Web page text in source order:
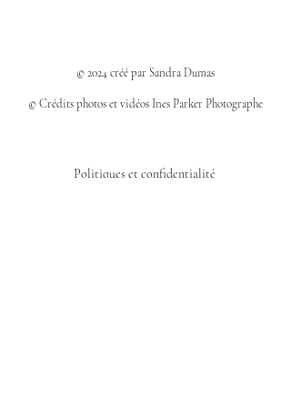
© 2024 créé par Sandra Dumas
© Crédits photos et vidéos Ines Parker Photographe
Politiques et confidentialité